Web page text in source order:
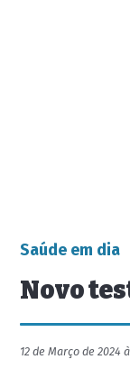
Saúde em dia
Novo
12 de Março de 2024